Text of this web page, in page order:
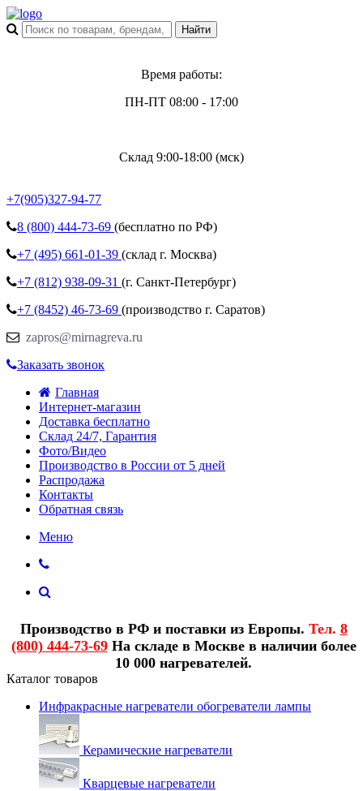
Время работы:
ПН-ПТ 08:00 - 17:00
Склад 9:00-18:00 (мск)
+7(905)327-94-77
8 (800) 444-73-69 (бесплатно по РФ)
+7 (495) 661-01-39 (склад г. Москва)
+7 (812) 938-09-31 (г. Санкт-Петербург)
+7 (8452) 46-73-69 (производство г. Саратов)
zapros@mirnagreva.ru
Заказать звонок
Главная
Интернет-магазин
Доставка бесплатно
Склад 24/7, Гарантия
Фото/Видео
Производство в России от 5 дней
Распродажа
Контакты
Обратная связь
Меню
Производство в РФ и поставки из Европы. Тел. 8
(800) 444-73-69На складе в Москве в наличии более
10 000 нагревателей.
Каталог товаров
Инфракрасные нагреватели обогреватели лампы
Керамические нагреватели
Кварцевые нагреватели